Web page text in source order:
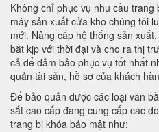
Không chỉ phục vụ nhu cầu
máy sản xuất cửa kho chúng tôi
mới. Nâng cấp hệ thống sản
bắt kịp với thời đại và cho ra thị
cả để đảm bảo phục vụ tốt nhất
quản tài sản, hồ sơ của khách
Để bảo quản được các loại văn
sắt cao cấp đang cung cấp các
trang bị khóa bảo mật như: